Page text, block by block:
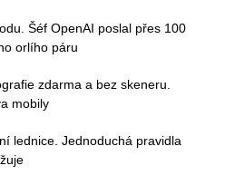
Šéf OpenAI poslal přes 100
orlího páru
zdarma a bez skeneru.
mobily
lednice. Jednoduchá pravidla